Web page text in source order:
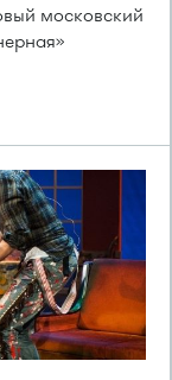
московский